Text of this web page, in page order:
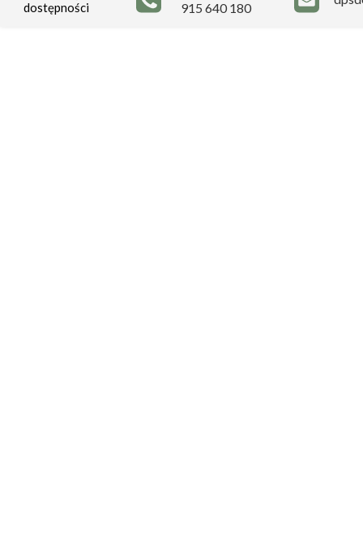
915 640 180
dostępności